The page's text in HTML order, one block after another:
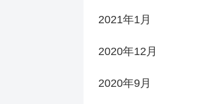
2021年1月
2020年12月
2020年9月